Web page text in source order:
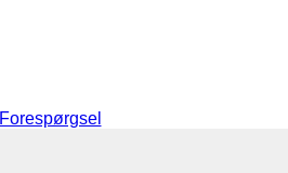
Forespørgsel